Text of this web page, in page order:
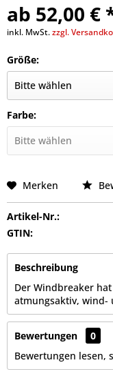
ab 52,00 €
inkl. MwSt.zzgl.
Größe:
Farbe:
Merken
Artikel-Nr.:
GTIN:
Beschreibung
Der Windbreaker
atmungsaktiv, wind-
Bewertungen
0
Bewertungen lesen,